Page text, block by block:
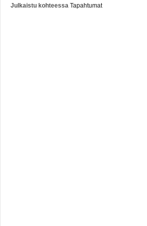
Julkaistu kohteessa Tapahtumat